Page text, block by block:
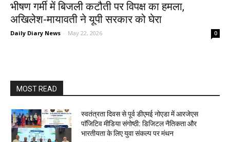
भीषण गर्मी में बिजली कटौती पर विपक्ष का हमला,
अखिलेश-मायावती ने यूपी सरकार को घेरा
Daily Diary News - May 22, 2026 0
MOST READ
स्वतंत्रता दिवस से पूर्व डीएमई नोएडा में आरजेएस
पाॅजिटिव मीडिया संगोष्ठी: डिजिटल नैतिकता और
भारतीयता के लिए युवा संकल्प पर मंथन